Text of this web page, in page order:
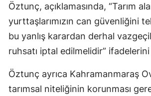
Öztunç, açıklamasında, “Tarım
yurttaşlarımızın can güvenliğini
bu yanlış karardan derhal
ruhsatı iptal edilmelidir” ifadelerini
Öztunç ayrıca Kahramanmaraş
tarımsal niteliğinin korunması